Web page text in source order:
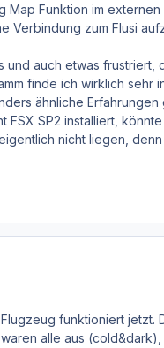
Funktion im externen
Verbindung zum Flusi
und auch etwas
finde ich wirklich sehr
ähnliche Erfahrungen
FSX SP2 installiert,
nicht liegen,
funktioniert
alle aus